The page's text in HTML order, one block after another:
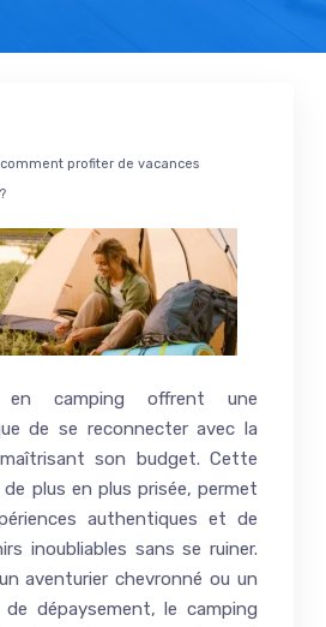
profiter de vacances
en camping offrent une
de se reconnecter avec la
son budget. Cette
plus en plus prisée, permet
authentiques et de
inoubliables sans se ruiner.
aventurier chevronné ou un
dépaysement, le camping